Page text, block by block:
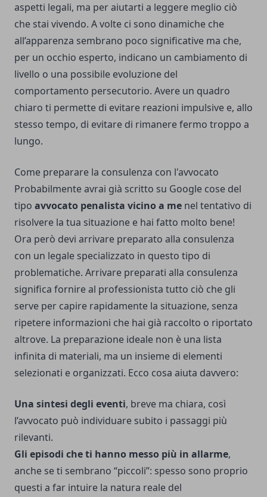
aspetti legali, ma per aiutarti a leggere meglio ciò
che stai vivendo. A volte ci sono dinamiche che
all’apparenza sembrano poco significative ma che,
per un occhio esperto, indicano un cambiamento di
livello o una possibile evoluzione del
comportamento persecutorio. Avere un quadro
chiaro ti permette di evitare reazioni impulsive e, allo
stesso tempo, di evitare di rimanere fermo troppo a
lungo.
Come preparare la consulenza con l'avvocato
Probabilmente avrai già scritto su Google cose del
tipo avvocato penalista vicino a me nel tentativo di
risolvere la tua situazione e hai fatto molto bene!
Ora però devi arrivare preparato alla consulenza
con un legale specializzato in questo tipo di
problematiche. Arrivare preparati alla consulenza
significa fornire al professionista tutto ciò che gli
serve per capire rapidamente la situazione, senza
ripetere informazioni che hai già raccolto o riportato
altrove. La preparazione ideale non è una lista
infinita di materiali, ma un insieme di elementi
selezionati e organizzati. Ecco cosa aiuta davvero:
Una sintesi degli eventi, breve ma chiara, così
l’avvocato può individuare subito i passaggi più
rilevanti.
Gli episodi che ti hanno messo più in allarme,
anche se ti sembrano “piccoli”: spesso sono proprio
questi a far intuire la natura reale del